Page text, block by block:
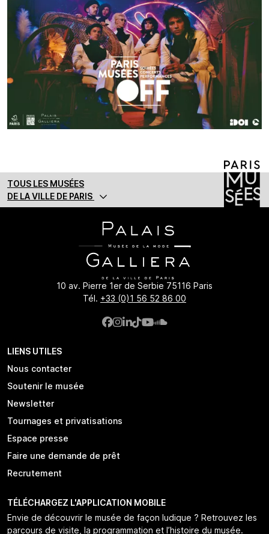
TOUS LES MUSÉES
DE LA VILLE DE PARIS
10 av. Pierre 1er de Serbie 75116 Paris
Tél. +33 (0)1 56 52 86 00
LIENS UTILES
Nous contacter
Soutenir le musée
Newsletter
Tournages et privatisations
Espace presse
Faire une demande de prêt
Recrutement
TÉLÉCHARGEZ L'APPLICATION MOBILE
Envie de découvrir le musée de façon ludique ? Retrouvez les
parcours de visite, la programmation et l’histoire du musée.